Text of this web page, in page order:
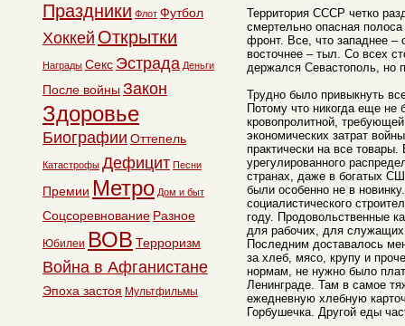
Территория СССР четко
смертельно опасная
фронт. Все, что западнее –
восточнее – тыл. Со всех
держался Севастополь, но
Трудно было привыкнуть
Потому что никогда еще не
кровопролитной,
экономических затрат
практически на все
урегулированного
странах, даже в богатых
были особенно не в
социалистического
году. Продовольственные
для рабочих, для
Последним доставалось
за хлеб, мясо, крупу и
нормам, не нужно было
Ленинграде. Там в самое
ежедневную хлебную
Горбушечка. Другой еды
Праздники Флот Футбол
Хоккей Открытки
Награды Секс Эстрада Деньги
После войны Закон
Здоровье
Биографии Оттепель
Катастрофы Дефицит Песни
Премии Метро Дом и быт
Соцсоревнование Разное
Юбилеи ВОВ Терроризм
Война в Афганистане
Эпоха застоя Мультфильмы